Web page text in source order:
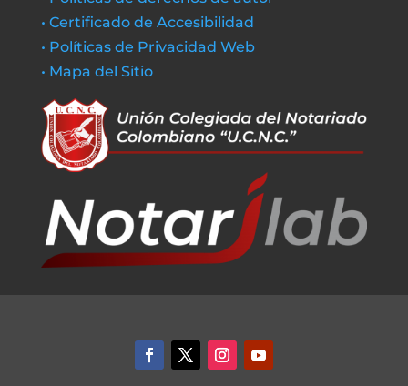
• Certificado de Accesibilidad
• Políticas de Privacidad Web
• Mapa del Sitio